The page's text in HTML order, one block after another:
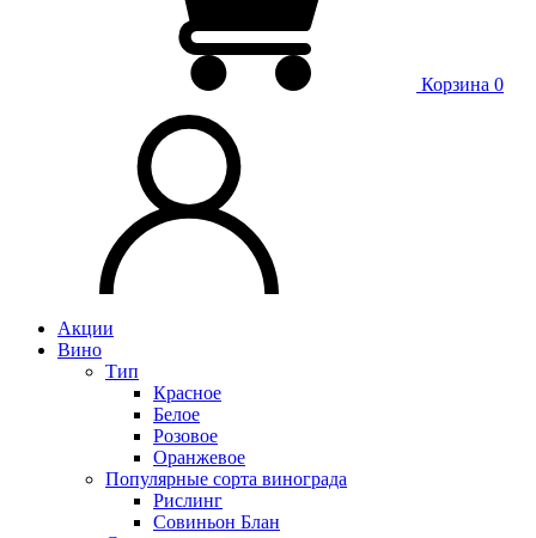
Корзина 0
Акции
Вино
Тип
Красное
Белое
Розовое
Оранжевое
Популярные сорта винограда
Рислинг
Совиньон Блан